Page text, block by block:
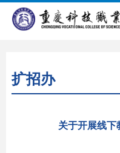
扩招办
关于开展线下